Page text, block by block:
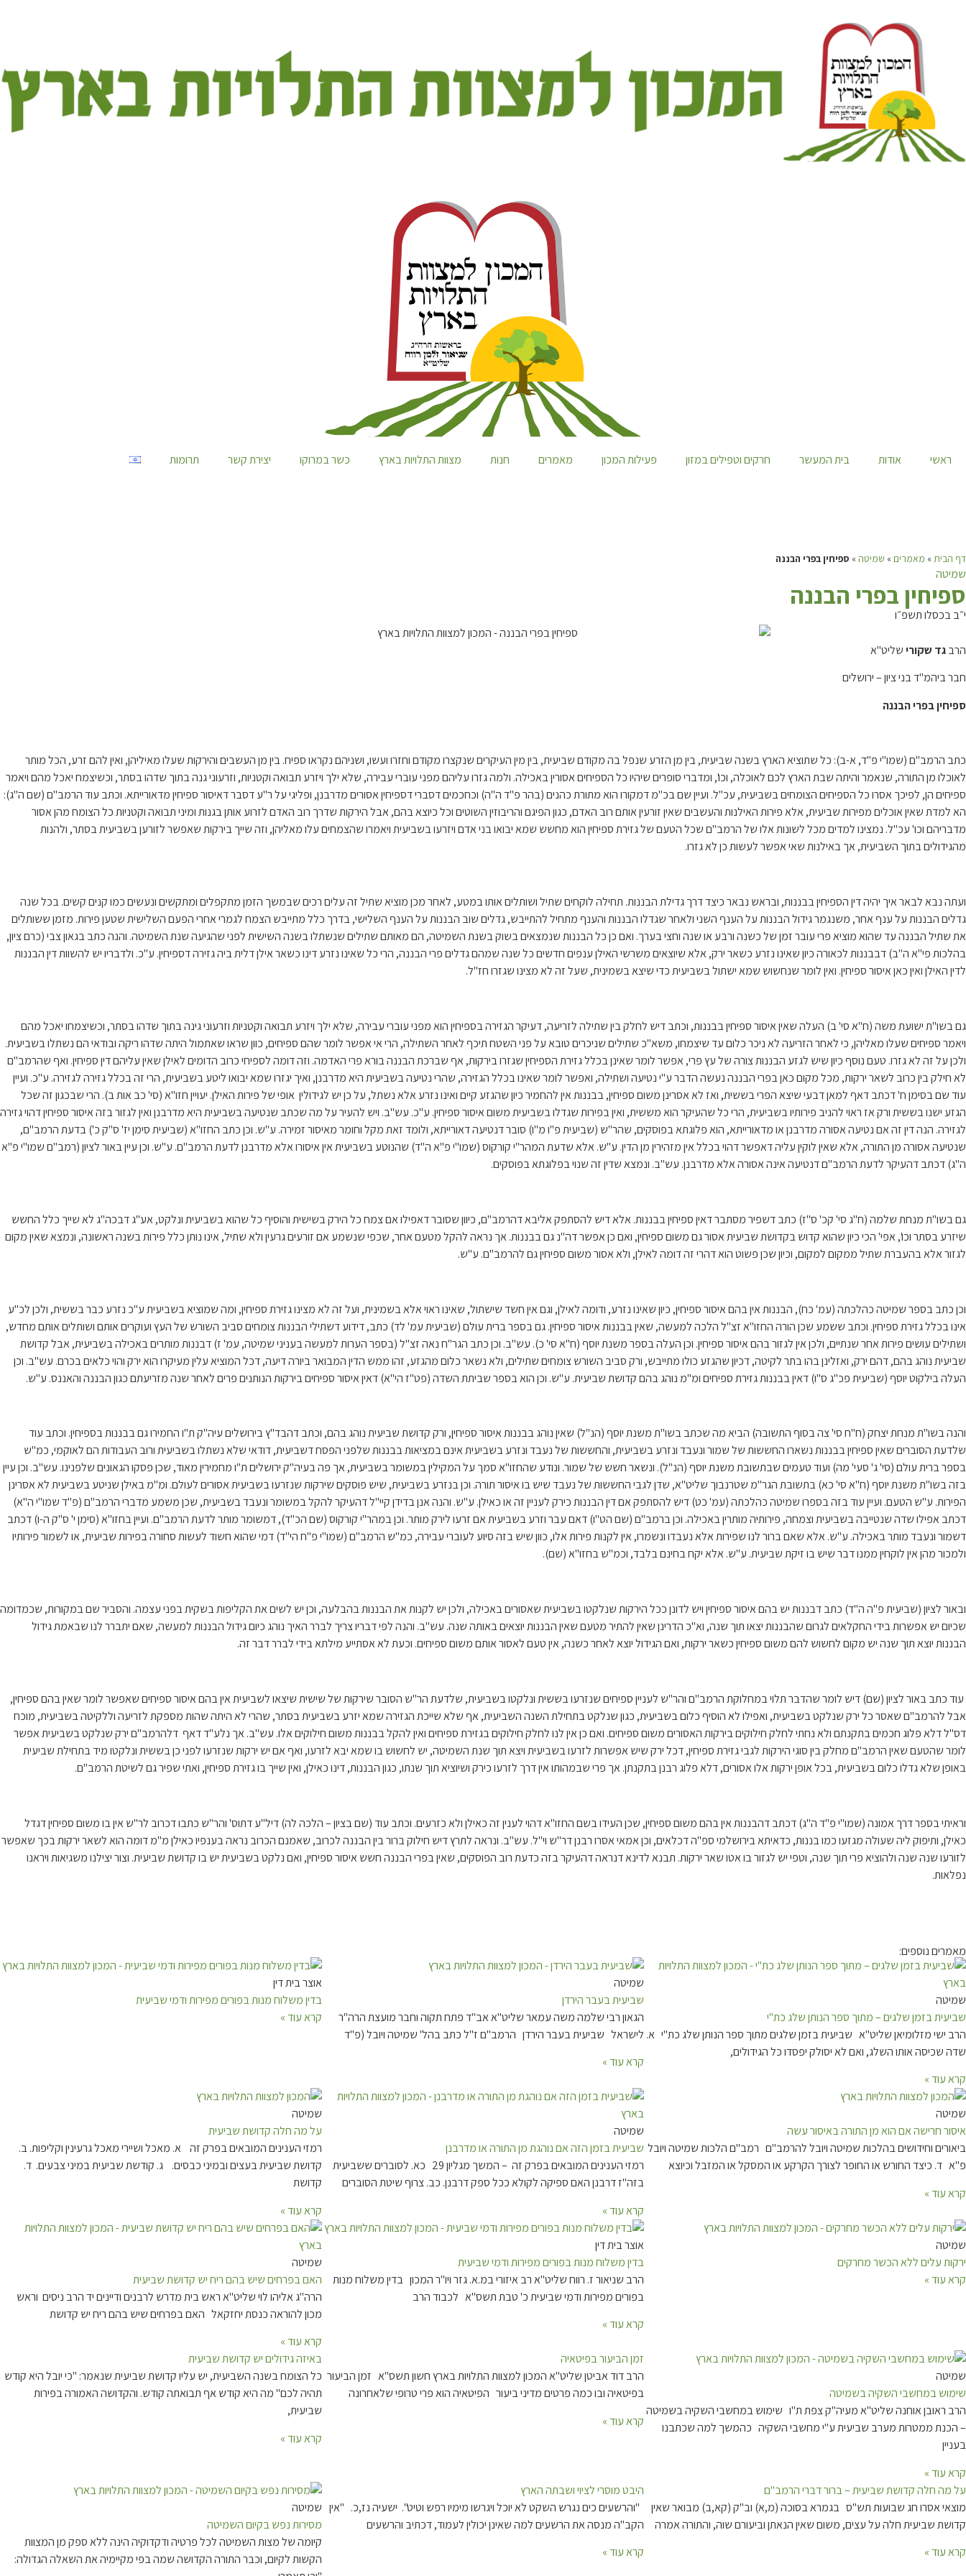
ראשי אודות בית המעשר חרקים וטפילים במזון פעילות המכון מאמרים חנות מצוות התלויות בארץ כשר במרוקו יצירת קשר תרומות
דף הבית » מאמרים » שמיטה » ספיחין בפרי הבננה
שמיטה
ספיחין בפרי הבננה
י״ב בכסלו תשפ״ו
הרבגד שקורישליט"א
חבר ביהמ"ד בני ציון – ירושלים
ספיחין בפרי הבננה
כתב הרמב"ם (שמו"י פ"ד, א-ב): כל שתוציא הארץ בשנה שביעית, בין מן הזרע שנפל בה מקודם שביעית, בין מין העיקרים שנקצרו מקודם וחזרו ועשו, ושניהם נקראו ספיח. בין מן העשבים והירקות שעלו מאיליהן, ואין להם זרע, הכל מותר
לאוכלו מן התורה, שנאמר והיתה שבת הארץ לכם לאוכלה, וכו', ומדברי סופרים שיהיו כל הספיחים אסורין באכילה. ולמה גזרו עליהם מפני עוברי עבירה, שלא ילך ויזרע תבואה וקטניות, וזרעוני גנה בתוך שדהו בסתר, וכשיצמח יאכל מהם ויאמר
ספיחים הן, לפיכך אסרו כל הספיחים הצומחים בשביעית, עכ"ל. ועיין שם בכ"מ דמקורו הוא מתורת כהנים (בהר פ"ד ה"ה) וכחכמים דסברי דספיחין אסורים מדרבנן, ופליגי על ר"ע דסבר דאיסור ספיחין מדאורייתא. וכתב עוד הרמב"ם (שם ה"ג):
הא למדת שאין אוכלים מפירות שביעית, אלא פירות האילנות והעשבים שאין זורעין אותם רוב האדם, כגון הפיגם והריבוזין השוטים וכל כיוצא בהם, אבל הירקות שדרך רוב האדם לזרוע אותן בגנות ומיני תבואה וקטניות כל הצומח מהן אסור
מדבריהם וכו' עכ"ל. נמצינו למדים מכל לשונות אלו של הרמב"ם שכל הטעם של גזירת ספיחין הוא מחשש שמא יבואו בני אדם ויזרעו בשביעית ויאמרו שהצמחים עלו מאליהן, וזה שייך בירקות שאפשר לזורען בשביעית בסתר, ולהנות
מהגידולים בתוך השביעית, אך באילנות שאי אפשר לעשות כן לא גזרו.
ועתה נבא לבאר איך יהיה דין הספיחין בבננות, ובראש נבאר כיצד דרך גדילת הבננות. תחילה לוקחים שתיל ושותלים אותו במטע, לאחר מכן מוציא שתיל זה עלים רכים שבמשך הזמן מתקפלים ומתקשים ונעשים כמו קנים קשים. בכל שנה
גדלים הבננות על ענף אחר, משנגמר גידול הבננות על הענף השני ולאחר שגדלו הבננות והענף מתחיל להתייבש, גדלים שוב הבננות על הענף השלישי, בדרך כלל מתייבש הצמח לגמרי אחרי הפעם השלישית שטען פירות. מזמן ששותלים
את שתיל הבננה עד שהוא מוציא פרי עובר זמן של כשנה ורבע או שנה וחצי בערך. ואם כן כל הבננות שנמצאים בשוק בשנת השמיטה, הם מאותם שתילים שנשתלו בשנה השישית לפני שהגיעה שנת השמיטה. והנה כתב בגאון צבי (כרם ציון,
בהלכות פי"א ה"ב) דבבננות לכאורה כיון שאינו נזרע כשאר ירק, אלא שיוצאים משרשי האילן ענפים חדשים כל שנה שמהם גדלים פרי הבננה, הרי כל שאינו נזרע דינו כשאר אילן דלית ביה גזירה דספיחין. ע"כ. ולדבריו יש להשוות דין הבננות
לדין האילן ואין כאן איסור ספיחין. ואין לומר שנחשוש שמא ישתול בשביעית כדי שיצא בשמינית, שעל זה לא מצינו שגזרו חז"ל.
גם בשו"ת ישועת משה (ח"א סי' ב) העלה שאין איסור ספיחין בבננות, וכתב דיש לחלק בין שתילה לזריעה, דעיקר הגזירה בספיחין הוא מפני עוברי עבירה, שלא ילך ויזרע תבואה וקטניות וזרעוני גינה בתוך שדהו בסתר, וכשיצמחו יאכל מהם
ויאמר ספיחים שעלו מאליהן, כי לאחר הזריעה לא ניכר כלום עד שיצמחו, משא"כ שתילים שניכרים טובא על פני השטח תיכף לאחר השתילה, הרי אי אפשר לומר שהם ספיחים, כוון שראו שאתמול היתה שדהו ריקה ובודאי הם נשתלו בשביעית.
ולכן על זה לא גזרו. טעם נוסף כיון שיש לגזע הבננות צורה של עץ פרי, אפשר לומר שאינן בכלל גזירת הספיחין שגזרו בירקות, אף שברכת הבננה בורא פרי האדמה. וזה דומה לספיחי כרוב הדומים לאילן שאין עליהם דין ספיחין. ואף שהרמב"ם
לא חילק בין כרוב לשאר ירקות, מכל מקום כאן בפרי הבננה נעשה הדבר ע"י נטיעה ושתילה, ואפשר לומר שאינו בכלל הגזירה, שהרי נטיעה בשביעית היא מדרבנן, ואיך יגזרו שמא יבואו ליטע בשביעית, הרי זה בכלל גזירה לגזירה. ע"כ. ועיין
עוד שם בסימן ח' דכתב דאף למאן דבעי שיצא הפרי בששית, ואז לא אסרינן משום ספיחין, בבננות אין להחמיר כיון שהגזע קיים ואינו נזרע אלא נשתל, על כן יש לגידולין אופי של פירות האילן. יעויין חזו"א (סי' כב אות ב). הרי שבכגון זה שכל
הגזע ישנו בששית ורק אז ראוי להניב פירותיו בשביעית, הרי כל שהעיקר הוא מששית, ואין בפירות שגדלו בשביעית משום איסור ספיחין. ע"כ. עש"ב. ויש להעיר על מה שכתב שנטיעה בשביעית היא מדרבנן ואין לגזור בזה איסור ספיחין דהוי גזירה
לגזירה. הנה דין זה אם נטיעה אסורה מדרבנן או מדאורייתא, הוא פלוגתא בפוסקים, שהר"ש (שביעית פ"ו מ"ו) סובר דנטיעה דאורייתא, ולומד זאת מקל וחומר מאיסור זמירה. ע"ש. וכן כתב החזו"א (שביעית סימן יז' ס"ק כ') בדעת הרמב"ם,
שנטיעה אסורה מן התורה, אלא שאין לוקין עליה דאפשר דהוי בכלל אין מזהירין מן הדין. ע"ש. אלא שדעת המהר"י קורקוס (שמו"י פ"א ה"ד) שהנוטע בשביעית אין איסורו אלא מדרבנן לדעת הרמב"ם. ע"ש. וכן עיין באור לציון (רמב"ם שמו"י פ"א
ה"ג) דכתב דהעיקר לדעת הרמב"ם דנטיעה אינה אסורה אלא מדרבנן. עש"ב. ונמצא שדין זה שנוי בפלוגתא בפוסקים.
גם בשו"ת מנחת שלמה (ח"ג סי' קכ' ס"ז) כתב דשפיר מסתבר דאין ספיחין בבננות. אלא דיש להסתפק אליבא דהרמב"ם, כיוון שסובר דאפילו אם צמח כל הירק בשישית והוסיף כל שהוא בשביעית ונלקט, אע"ג דבכה"ג לא שייך כלל החשש
שיזרע בסתר וכו', אפי' הכי כיון שהוא קדוש בקדושת שביעית אסור גם משום ספיחין, ואם כן אפשר דה"נ גם בבננות. אך נראה להקל מטעם אחר, שכפי שנשמע אם זורעים גרעין ולא שתיל, אינו נותן כלל פירות בשנה ראשונה, ונמצא שאין מקום
לגזור אלא בהעברת שתיל ממקום למקום, וכיון שכן פשוט הוא דהרי זה דומה לאילן, ולא אסור משום ספיחין גם להרמב"ם. ע"ש.
וכן כתב בספר שמיטה כהלכתה (עמ' כח), הבננות אין בהם איסור ספיחין, כיון שאינו נזרע, ודומה לאילן, וגם אין חשד שישתול, שאינו ראוי אלא בשמינית, ועל זה לא מצינו גזירת ספיחין, ומה שמוציא בשביעית ע"כ נזרע כבר בששית, ולכן לכ"ע
אינו בכלל גזירת ספיחין. וכתב ששמע שכן הורה החזו"א זצ"ל הלכה למעשה, שאין בבננות איסור ספיחין. גם בספר ברית עולם (שביעית עמ' לד) כתב, דידוע דשתילי הבננות צומחים סביב השורש של העץ ועוקרים אותם ושותלים אותם מחדש,
ושתילים עושים פירות אחר שנתיים, ולכן אין לגזור בהם איסור ספיחין. וכן העלה בספר משנת יוסף (ח"א סי' כ). עש"ב. וכן כתב הגר"ח נאה זצ"ל (בספר הערות למעשה בעניני שמיטה, עמ' ז) דבננות מותרים באכילה בשביעית, אבל קדושת
שביעית נוהג בהם, דהם ירק, ואזלינן בהו בתר לקיטה, דכיון שהגזע כולו מתייבש, ורק סביב השורש צומחים שתילים, ולא נשאר כלום מהגזע, זהו ממש הדין המבואר ביורה דיעה, דכל המוציא עלין מעיקרו הוא ירק והוי כלאים בכרם. עש"ב. וכן
העלה בילקוט יוסף (שביעית פכ"ג ס"ו) דאין בבננות גזירת ספיחים ומ"מ נוהג בהם קדושת שביעית. ע"ש. וכן הוא בספר שביתת השדה (פט"ז הי"א) דאין איסור ספיחים בירקות הנותנים פרים לאחר שנה מזריעתם כגון הבננה והאננס. ע"ש.
והנה בשו"ת מנחת יצחק (ח"ח סי' צה בסוף התשובה) הביא מה שכתב בשו"ת משנת יוסף (הנ"ל) שאין נוהג בבננות איסור ספיחין, ורק קדושת שביעית נוהג בהם, וכתב דהבד"ץ בירושלים עיה"ק ת"ו החמירו גם בבננות בספיחין. וכתב עוד
שלדעת הסוברים שאין ספיחין בבננות נשארו החששות של שמור ונעבד ונזרע בשביעית, והחששות של נעבד ונזרע בשביעית אינם במציאות בבננות שלפני הפסח דשביעית, דודאי שלא נשתלו בשביעית ורוב העבודות הם לאוקמי, כמ"ש
בספר ברית עולם (סי' ג' סעי' מה) ועוד טעמים שבתשובת משנת יוסף (הנ"ל). ונשאר חשש של שמור. ונודע שהחזו"א סמך על המקילין במשומר בשביעית, אך פה בעיה"ק ירושלים ת"ו מחמירין מאוד, שכן פסקו הגאונים שלפנינו. עש"ב. וכן עיין
בזה בשו"ת משנת יוסף (ח"א סי' כא) בתשובת הגר"מ שטרנבוך שליט"א, שדן לגבי החששות של נעבד שיש בו איסור תורה. וכן בנזרע בשביעית, שיש פוסקים שירקות שנזרעו בשביעית אסורים לעולם. ומ"מ באילן שניטע בשביעית לא אסרינן
הפירות. ע"ש הטעם. ועיין עוד בזה בספרו שמיטה כהלכתה (עמ' כט) דיש להסתפק אם דין הבננות כירק לעניין זה או כאילן. ע"ש. והנה אנן בדידן קיי"ל דהעיקר להקל במשומר ונעבד בשביעית, שכן משמע מדברי הרמב"ם (פ"ד שמו"י ה"א)
דכתב אפילו שדה שנטייבה בשביעית וצמחה, פירותיה מותרין באכילה. וכן ברמב"ם (שם הט"ו) דאם עבר וזרע בשביעית אם זרעו לירק מותר. וכן במהר"י קורקוס (שם הכ"ד), דמשומר מותר לדעת הרמב"ם. ועיין בחזו"א (סימן י' ס"ק ה-ו) דכתב
דשמור ונעבד מותר באכילה. ע"ש. אלא שאם ברור לנו שפירות אלא נעבדו ונשמרו, אין לקנות פירות אלו, כוון שיש בזה סיוע לעוברי עבירה, כמ"ש הרמב"ם (שמו"י פ"ח הי"ד) דמי שהוא חשוד לעשות סחורה בפירות שביעית, או לשמור פירותיו
ולמכור מהן אין לוקחין ממנו דבר שיש בו זיקת שביעית. ע"ש. אלא יקח בחינם בלבד, וכמ"ש בחזו"א (שם).
ובאור לציון (שביעית פ"ה ה"ד) כתב דבננות יש בהם איסור ספיחין ויש לדונן ככל הירקות שנלקטו בשביעית שאסורים באכילה, ולכן יש לקנות את הבננות בהבלעה, וכן יש לשים את הקליפות בשקית בפני עצמה. והסביר שם במקורות, שכמדומה
שכיום יש אפשרות בידי החקלאים לגרום שהבננות יצאו תוך שנה, וא"כ הדרינן שאין להתיר מטעם שאין הבננות יוצאים באותה שנה. עש"ב. והנה לפי דבריו צריך לברר האיך נוהג כיום גידול הבננות למעשה, שאם יתברר לנו שבאמת גידול
הבננות יוצא תוך שנה יש מקום לחשוש להם משום ספיחין כשאר ירקות, ואם הגידול יוצא לאחר כשנה, אין טעם לאסור אותם משום ספיחים. וכעת לא אסתייע מילתא בידי לברר דבר זה.
עוד כתב באור לציון (שם) דיש לומר שהדבר תלוי במחלוקת הרמב"ם והר"ש לעניין ספיחים שנזרעו בששית ונלקטו בשביעית, שלדעת הר"ש הסובר שירקות של שישית שיצאו לשביעית אין בהם איסור ספיחים שאפשר לומר שאין בהם ספיחין,
אבל להרמב"ם שאסר כל ירק שנלקט בשביעית, ואפילו לא הוסיף כלום בשביעית, כגון שנלקט בתחילת השנה השביעית, אף שלא שייכת הגזירה שמא יזרע בשביעית בסתר, שהרי לא היתה שהות מספקת לזריעה וללקיטה בשביעית, מוכח
דס"ל דלא פלוג חכמים בתקנתם ולא נחתי לחלק חילוקים בירקות האסורים משום ספיחים. ואם כן אין לנו לחלק חילוקים בגזירת ספיחים ואין להקל בבננות משום חילוקים אלו. עש"ב. אך נלע"ד דאף דלהרמב"ם ירק שנלקט בשביעית אפשר
לומר שהטעם שאין הרמב"ם מחלק בין סוגי הירקות לגבי גזירת ספיחין, דכל ירק שיש אפשרות לזרעו בשביעית ויצא תוך שנת השמיטה, יש לחשוש בו שמא יבא לזרעו, ואף אם יש ירקות שנזרעו לפני כן בששית ונלקטו מיד בתחילת שביעית
באופן שלא גדלו כלום בשביעית, בכל אופן ירקות אלו אסורים, דלא פלוג רבנן בתקנתן. אך פרי שבמהותו אין דרך לזרעו כירק ושיוציא תוך שנתו, כגון הבננות, דינו כאילן, ואין שייך בו גזירת ספיחין, ואתי שפיר גם לשיטת הרמב"ם.
וראיתי בספר דרך אמונה (שמו"י פ"ד ה"ג) דכתב דהבננות אין בהם משום ספיחין, שכן העידו בשם החזו"א דהוי לענין זה כאילן ולא כזרעים. וכתב עוד (שם בציון – הלכה לה) דיל"ע דתוס' והר"ש כתבו דכרוב לר"ש אין בו משום ספיחין דגדל
כאילן, ותיפוק ליה שעולה מגזעו כמו בננות, כדאיתא בירושלמי ספ"ה דכלאים, וכן אמאי אסרו רבנן דר"ש וי"ל. עש"ב. ונראה לתרץ דיש חילוק ברור בין הבננה לכרוב, שאמנם הכרוב נראה בענפיו כאילן מ"מ דומה הוא לשאר ירקות בכך שאפשר
לזורעו שנה שנה ולהוציא פרי תוך שנה, וטפי יש לגזור בו אטו שאר ירקות. תבנא לדינא דנראה דהעיקר בזה כדעת רוב הפוסקים, שאין בפרי הבננה חשש איסור ספיחין, ואם נלקט בשביעית יש בו קדושת שביעית. וצור יצילנו משגיאות ויראנו
נפלאות.
מאמרים נוספים:
שמיטה
שביעית בזמן שלגים – מתוך ספר הנותן שלג כת"י
הרב ישי מזלומיאן שליט"א שביעית בזמן שלגים מתוך ספר הנותן שלג כת"י א.
שדה שכיסה אותו השלג, ואם לא יסולק יפסדו כל הגידולים,
קרא עוד »
שמיטה
שביעית בעבר הירדן
הגאון רבי שלמה משה עמאר שליט"א אב"ד פתח תקוה וחבר מועצת הרה"ר
לישראל שביעית בעבר הירדן הרמב"ם ז"ל כתב בהל' שמיטה ויובל (פ"ד
קרא עוד »
אוצר בית דין
בדין משלוח מנות בפורים מפירות ודמי שביעית
קרא עוד »
שמיטה
איסור חרישה אם הוא מן התורה באיסור עשה
ביאורים וחידושים בהלכות שמיטה ויובל להרמב"ם רמב"ם הלכות שמיטה ויובל
פ"א ד. כיצד החורש או החופר לצורך הקרקע או המסקל או המזבל וכיוצא
קרא עוד »
שמיטה
שביעית בזמן הזה אם נוהגת מן התורה או מדרבנן
רמזי הענינים המובאים בפרק זה – המשך מגליון 29 כא. לסוברים ששביעית
בזה"ז דרבנן האם ספיקה לקולא ככל ספק דרבנן. כב. צרוף שיטת הסוברים
קרא עוד »
שמיטה
על מה חלה קדושת שביעית
רמזי הענינים המובאים בפרק זה א. מאכל ושיירי מאכל גרעינין וקליפות. ב.
קדושת שביעית בעצים ובמיני כבסים. ג. קודשת שביעית במיני צבעים. ד.
קדושת
קרא עוד »
שמיטה
ירקות עלים ללא הכשר מחרקים
קרא עוד »
אוצר בית דין
בדין משלוח מנות בפורים מפירות ודמי שביעית
הרב שניאור ז. רווח שליט"א רב איזורי במ.א. גזר ויו"ר המכון בדין משלוח מנות
בפורים מפירות ודמי שביעית כ' טבת תשס"א לכבוד הרב
קרא עוד »
שמיטה
האם בפרחים שיש בהם ריח יש קדושת שביעית
הרה"ג אליהו לוי שליט"א ראש בית מדרש לרבנים ודיינים יד הרב ניסים וראש
מכון להוראה כנסת יחזקאל האם בפרחים שיש בהם ריח יש קדושת
קרא עוד »
שמיטה
שימוש במחשבי השקיה בשמיטה
הרב ראובן אוחנה שליט"א מעיה"ק צפת ת"ו שימוש במחשבי השקיה בשמיטה
– הכנת ממטרות מערב שביעית ע"י מחשבי השקיה כהמשך למה שכתבנו
בעניין
קרא עוד »
זמן הביעור בפיטאיה
הרב דוד אביטן שליט"א המכון למצוות התלויות בארץ חשון תשס"א זמן הביעור
בפיטאיה ובו כמה פרטים מדיני ביעור הפיטאיה הוא פרי טרופי שלאחרונה
קרא עוד »
באיזה גידולים יש קדושת שביעית
כל הצומח בשנה השביעית, יש עליו קדושת שביעית שנאמר: "כי יובל היא קודש
תהיה לכם" מה היא קודש אף תבואתה קודש. והקדושה האמורה בפירות
שביעית,
קרא עוד »
על מה חלה קדושת שביעית – ברור דברי הרמב"ם
מוצאי אסרו חג שבועות תש"ס בגמרא בסוכה (מ,א) וב"ק (קא,ב) מבואר שאין
קדושת שביעית חלה על עצים, משום שאין הנאתן וביעורם שוה, והתורה אמרה
קרא עוד »
היבט מוסרי לציוי ושבתה הארץ
"והרשעים כים נגרש השקט לא יוכל ויגרשו מימיו רפש וטיט". ישעיה נז,כ. "אין
הקב"ה מנסה את הרשעים למה שאינן יכולין לעמוד, דכתיב והרשעים
קרא עוד »
שמיטה
מסירות נפש בקיום השמיטה
קיומה של מצות השמיטה לכל פרטיה ודקדוקיה הינה ללא ספק מן המצוות
הקשות לקיום, וכבר התורה הקדושה שמה בפי מקיימיה את השאלה הגדולה: